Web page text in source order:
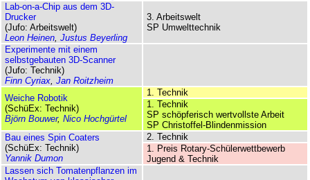
Lab-on-a-Chip aus dem 3D-
Drucker
(Jufo: Arbeitswelt)
Leon Heinen Justus Beyerling
3. Arbeitswelt
SP Umwelttechnik
Experimente mit einem
selbstgebauten 3D-Scanner
(Jufo: Technik)
Finn Cyriax Jan Roitzheim
Weiche Robotik
(SchüEx: Technik)
Björn Bouwer, Nico Hochgürtel
1. Technik
1. Technik
SP schöpferisch wertvollste Arbeit
SP Christoffel-Blindenmission
Bau eines Spin Coaters
(SchüEx: Technik)
Yannik Dumon
2. Technik
1. Preis Rotary-Schüler­wett­bewerb
Jugend & Technik
Lassen sich Tomatenpflanzen im